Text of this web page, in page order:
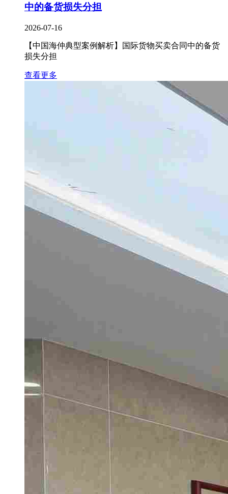
中的备货损失分担
2026-07-16
【中国海仲典型案例解析】国际货物买卖合同中的备货
损失分担
查看更多